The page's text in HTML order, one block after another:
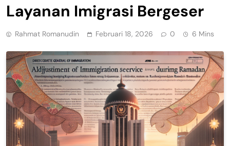
Layanan Imigrasi Bergeser
Rahmat Romanudin Februari 18, 2026 0 6 Mins